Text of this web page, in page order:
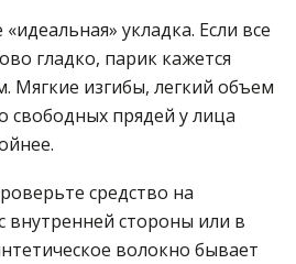
укладка. Если все
гладко, парик кажется
Мягкие изгибы, легкий объем
свободных прядей у лица
средство на
внутренней стороны или в
волокно бывает